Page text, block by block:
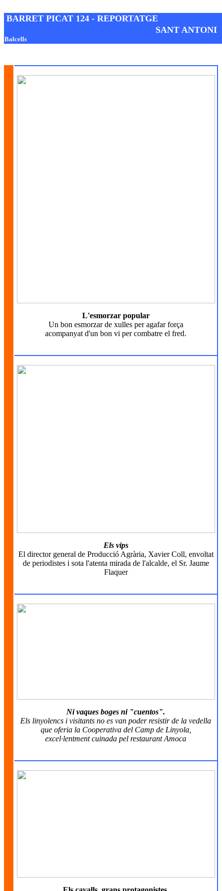
BARRET PICAT 124 - REPORTATGE
SANT
Balcells
L'esmorzar popular
Un bon esmorzar de xulles per agafar força
acompanyat d'un bon vi per combatre el fred.
Els vips
El director general de Producció Agrària, Xavier Coll, envoltat
de periodistes i sota l'atenta mirada de l'alcalde, el Sr. Jaume
Flaquer
Ni vaques boges ni "cuentos".
Els linyolencs i visitants no es van poder resistir de la vedella
que oferia la Cooperativa del Camp de Linyola,
excel·lentment cuinada pel restaurant Amoca